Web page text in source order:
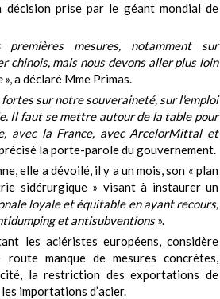
décision prise par le géant mondial de
mesures, notamment sur
chinois, mais nous devons aller plus loin
», a déclaré Mme Primas.
fortes sur notre souveraineté, sur l'emploi
Il faut se mettre autour de la table pour
avec la France, avec ArcelorMittal et
la porte-parole du gouvernement.
elle a dévoilé, il y a un mois, son « plan
sidérurgique » visant à instaurer un
loyale et équitable en ayant recours,
et antisubventions».
les aciéristes européens, considère
manque de mesures concrètes,
la restriction des exportations de
importations d’acier.